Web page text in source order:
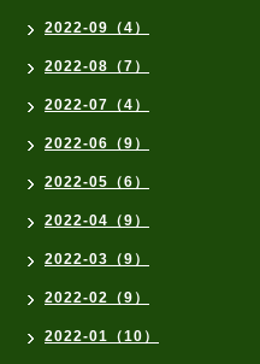
2022-09（4）
2022-08（7）
2022-07（4）
2022-06（9）
2022-05（6）
2022-04（9）
2022-03（9）
2022-02（9）
2022-01（10）